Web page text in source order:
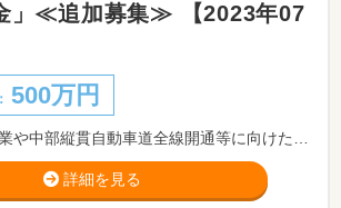
」≪追加募集≫ 【2023年07
500万円
詳細を見る